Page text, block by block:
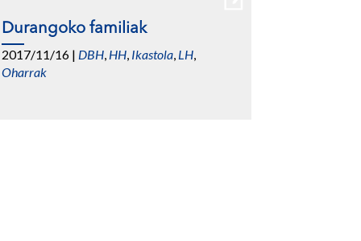
Durangoko familiak
2017/11/16 | DBH, HH, Ikastola, LH,
Oharrak